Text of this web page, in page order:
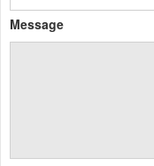
Message